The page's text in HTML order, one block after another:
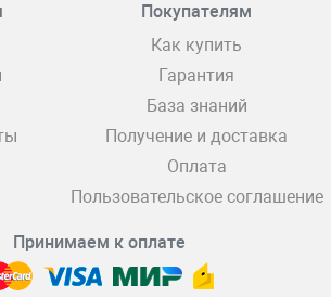
Покупателям
Как купить
Гарантия
База знаний
Получение и доставка
Оплата
Пользовательское соглашение
Принимаем к оплате